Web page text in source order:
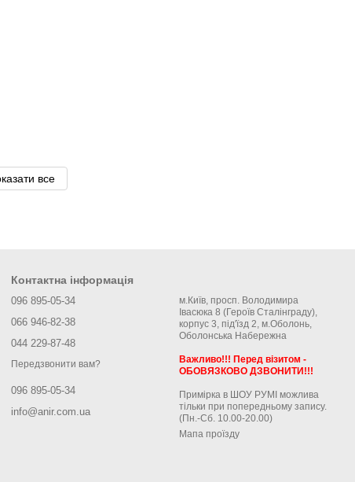
все
Контактна інформація
096 895-05-34
066 946-82-38
044 229-87-48
Передзвонити вам?
096 895-05-34
info@anir.com.ua
м.Київ, просп. Володимира
Івасюка 8 (Героїв Сталінграду),
корпус 3, під'їзд 2, м.Оболонь,
Оболонська Набережна
Важливо!!! Перед візитом -
ОБОВЯЗКОВО ДЗВОНИТИ!!!
Примірка в ШОУ РУМІ можлива
тільки при попередньому запису.
(Пн.-Сб. 10.00-20.00)
Мапа проїзду